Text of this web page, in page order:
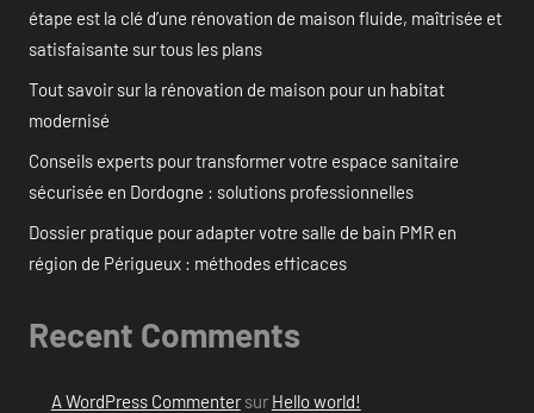
étape est la clé d’une rénovation de maison fluide, maîtrisée et
satisfaisante sur tous les plans
Tout savoir sur la rénovation de maison pour un habitat
modernisé
Conseils experts pour transformer votre espace sanitaire
sécurisée en Dordogne : solutions professionnelles
Dossier pratique pour adapter votre salle de bain PMR en
région de Périgueux : méthodes efficaces
Recent Comments
A WordPress Commentersur Hello world!